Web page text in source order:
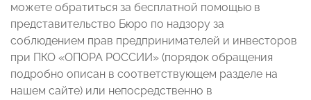
можете обратиться за бесплатной помощью в
представительство Бюро по надзору за
соблюдением прав предпринимателей и инвесторов
при ПКО «ОПОРА РОССИИ» (порядок обращения
подробно описан в соответствующем разделе на
нашем сайте) или непосредственно в